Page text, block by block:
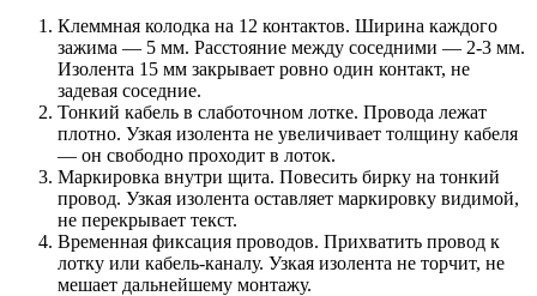
Клеммная колодка на 12 контактов. Ширина каждого
зажима — 5 мм. Расстояние между соседними — 2-3 мм.
Изолента 15 мм закрывает ровно один контакт, не
задевая соседние.
Тонкий кабель в слаботочном лотке. Провода лежат
плотно. Узкая изолента не увеличивает толщину кабеля
— он свободно проходит в лоток.
Маркировка внутри щита. Повесить бирку на тонкий
провод. Узкая изолента оставляет маркировку видимой,
не перекрывает текст.
Временная фиксация проводов. Прихватить провод к
лотку или кабель-каналу. Узкая изолента не торчит, не
мешает дальнейшему монтажу.